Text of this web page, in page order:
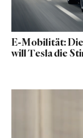
E-Mobilität:
will Tesla die